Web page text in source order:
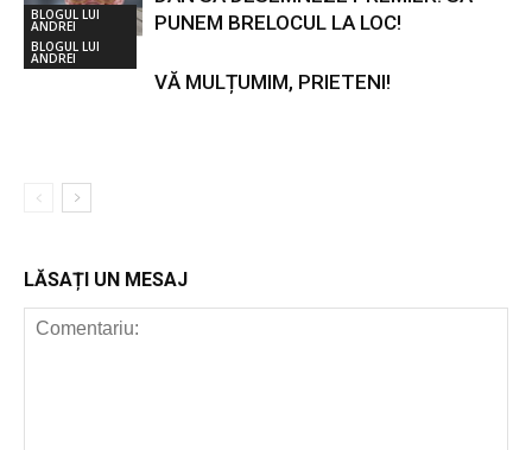
BLOGUL LUI
ANDREI
PUNEM BRELOCUL LA LOC!
BLOGUL LUI
ANDREI
VĂ MULȚUMIM, PRIETENI!
LĂSAȚI UN MESAJ